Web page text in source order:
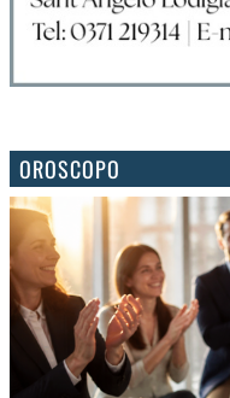
OROSCOPO